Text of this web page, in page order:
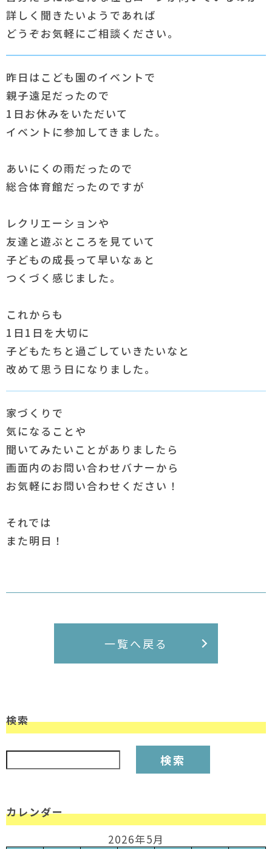
詳しく聞きたいようであれば
どうぞお気軽にご相談ください。
昨日はこども園のイベントで
親子遠足だったので
1日お休みをいただいて
イベントに参加してきました。
あいにくの雨だったので
総合体育館だったのですが
レクリエーションや
友達と遊ぶところを見ていて
子どもの成長って早いなぁと
つくづく感じました。
これからも
1日1日を大切に
子どもたちと過ごしていきたいなと
改めて思う日になりました。
家づくりで
気になることや
聞いてみたいことがありましたら
画面内のお問い合わせバナーから
お気軽にお問い合わせください！
それでは
また明日！
一覧へ戻る
検索
検索:
カレンダー
2026年5月